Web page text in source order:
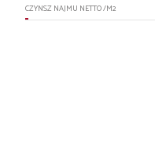
CZYNSZ NAJMU NETTO /M2